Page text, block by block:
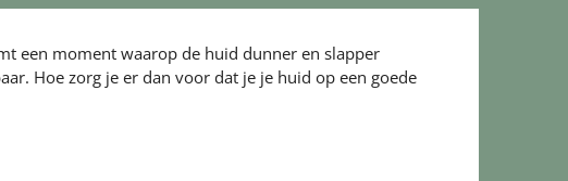
een moment waarop de huid dunner en slapper
Hoe zorg je er dan voor dat je je huid op een goede